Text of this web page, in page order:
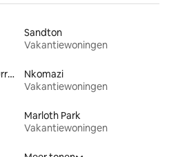
Sandton
Vakantiewoningen
Hartbeespoortdam Natuurreservaat
Nkomazi
Vakantiewoningen
Marloth Park
Vakantiewoningen